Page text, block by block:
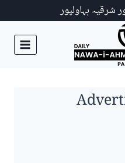
شرقیہ بہاولپور